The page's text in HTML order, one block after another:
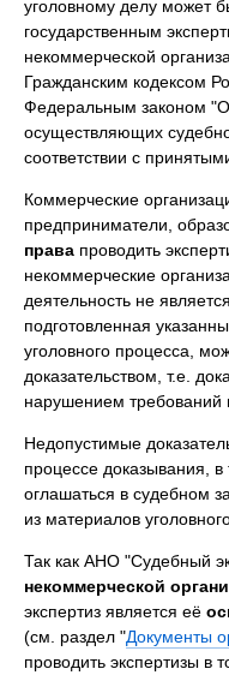
уголовному делу может
государственным
некоммерческой
Гражданским кодексом
Федеральным законом "О
осуществляющих
соответствии с
Коммерческие
предприниматели,
права проводить
некоммерческие
деятельность не
подготовленная
уголовного процесса,
доказательством, т.е.
нарушением требований
Недопустимые
процессе доказывания,
оглашаться в судебном
из материалов
Так как АНО "Судебный
некоммерческой
экспертиз является её
(см. раздел "Документы
проводить экспертизы в